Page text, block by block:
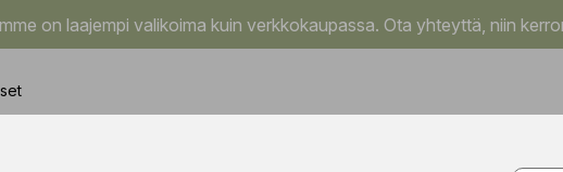
on laajempi valikoima kuin verkkokaupassa. Ota yhteyttä, niin